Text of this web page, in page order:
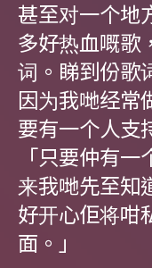
甚至对一个地
多好热血嘅歌
词。睇到份歌
因为我哋经常
要有一个人支
「只要仲有
来我哋先至知
好开心佢将咁
面。」